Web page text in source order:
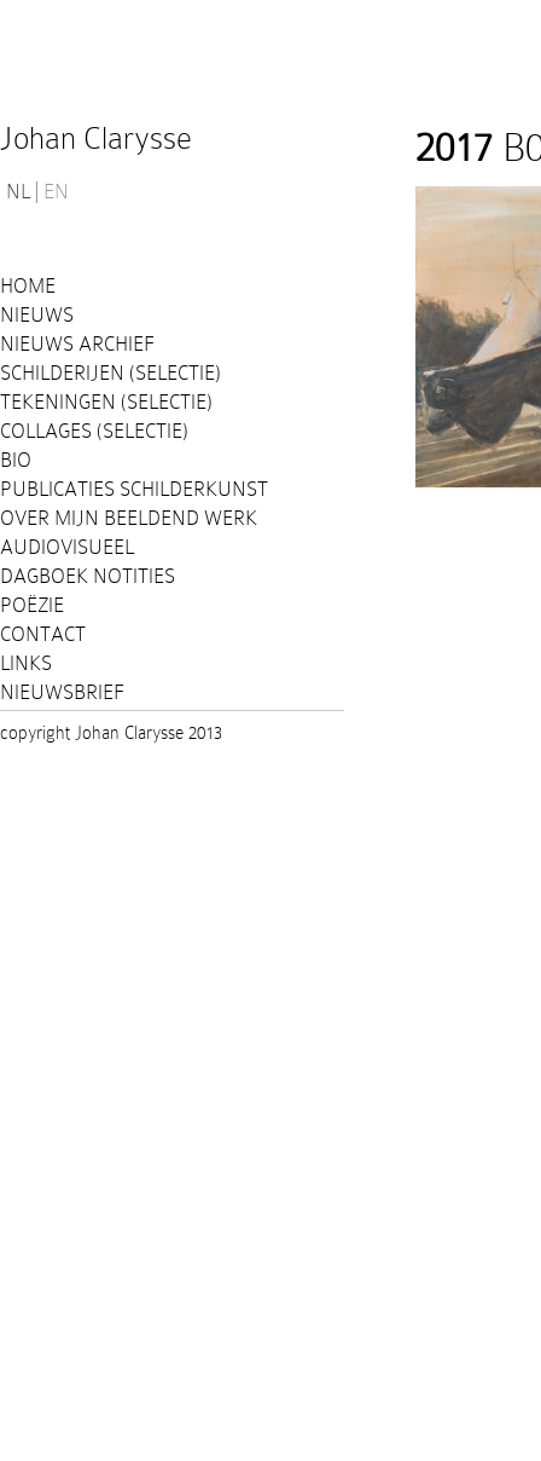
Johan Clarysse
NL EN
HOME
NIEUWS
NIEUWS ARCHIEF
SCHILDERIJEN (SELECTIE)
TEKENINGEN (SELECTIE)
COLLAGES (SELECTIE)
BIO
PUBLICATIES SCHILDERKUNST
OVER MIJN BEELDEND WERK
AUDIOVISUEEL
DAGBOEK NOTITIES
POËZIE
CONTACT
LINKS
NIEUWSBRIEF
2017
copyright Johan Clarysse 2013